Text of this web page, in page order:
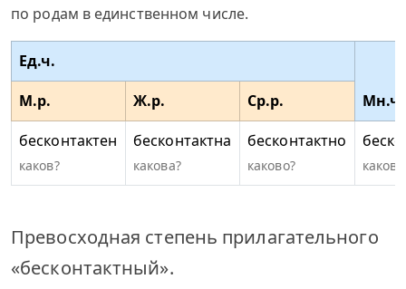
по родам в единственном числе.
Ед.ч.
Мн.ч.
М.р. Ж.р.
Ср.р.
бесконтактен
каков?
бесконтактна
какова?
бесконтактно
каково?
Превосходная степень прилагательного
«бесконтактный».